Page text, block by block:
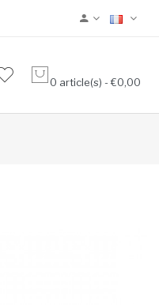
0 article(s) - €0,00